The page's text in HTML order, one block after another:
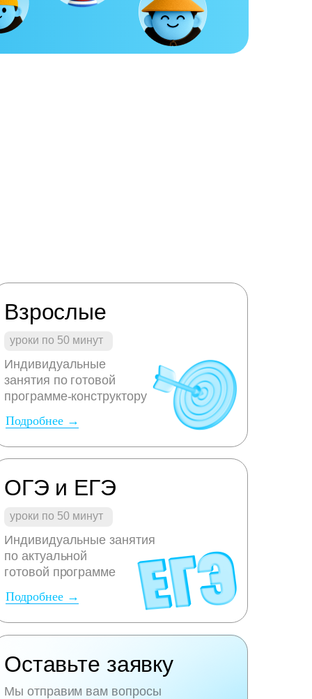
Мы отправим вам вопросы
Оставьте заявку
Подробнее →
ОГЭ и ЕГЭ
уроки по 50 минут
Индивидуальные занятия
по актуальной
готовой программе
Подробнее →
Индивидуальные
занятия по готовой
программе-конструктору
уроки по 50 минут
Взрослые